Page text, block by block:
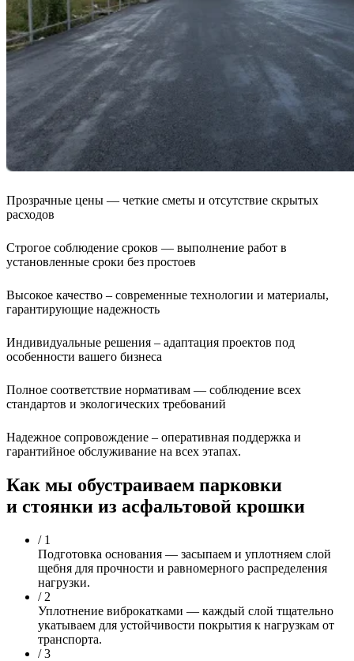
Прозрачные цены — четкие сметы и отсутствие скрытых
расходов
Строгое соблюдение сроков — выполнение работ в
установленные сроки без простоев
Высокое качество – современные технологии и материалы,
гарантирующие надежность
Индивидуальные решения – адаптация проектов под
особенности вашего бизнеса
Полное соответствие нормативам — соблюдение всех
стандартов и экологических требований
Надежное сопровождение – оперативная поддержка и
гарантийное обслуживание на всех этапах.
Как мы обустраиваем парковки
и стоянки из асфальтовой крошки
/ 1
Подготовка основания — засыпаем и уплотняем слой
щебня для прочности и равномерного распределения
нагрузки.
/ 2
Уплотнение виброкатками — каждый слой тщательно
укатываем для устойчивости покрытия к нагрузкам от
транспорта.
/ 3